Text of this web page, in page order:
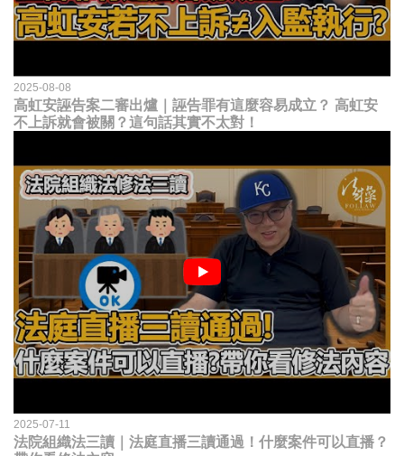
2025-08-08
高虹安誣告案二審出爐｜誣告罪有這麼容易成立？ 高虹安
不上訴就會被關？這句話其實不太對！
2025-07-11
法院組織法三讀｜法庭直播三讀通過！什麼案件可以直播？